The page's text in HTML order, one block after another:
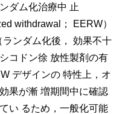
ダム化治療中 止
withdrawal； EERW）
ンダム化後， 効果不十
コドン徐 放性製剤の有
デザインの 特性上，オ
果が漸 増期間中に確認
い るため，一般化可能